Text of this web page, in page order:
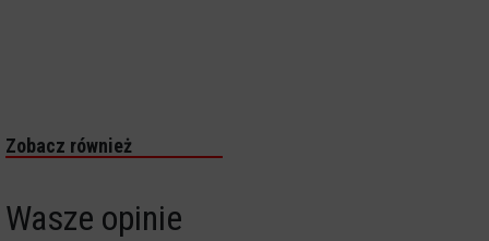
Zobacz również
Wasze opinie